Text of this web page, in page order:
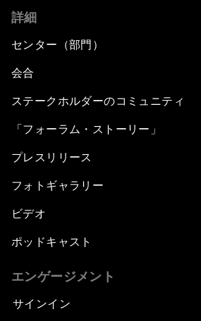
詳細
センター（部門）
会合
ステークホルダーのコミュニティ
「フォーラム・ストーリー」
プレスリリース
フォトギャラリー
ビデオ
ポッドキャスト
エンゲージメント
サインイン